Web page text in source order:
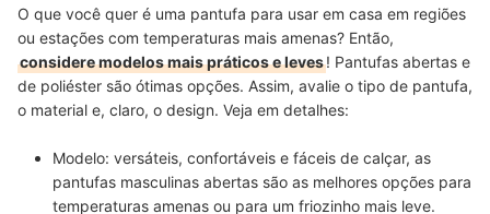
O que você quer é uma pantufa para usar em casa em regiões
ou estações com temperaturas mais amenas? Então,
considere modelos mais práticos e leves! Pantufas abertas e
de poliéster são ótimas opções. Assim, avalie o tipo de pantufa,
o material e, claro, o design. Veja em detalhes:
Modelo: versáteis, confortáveis e fáceis de calçar, as
pantufas masculinas abertas são as melhores opções para
temperaturas amenas ou para um friozinho mais leve.